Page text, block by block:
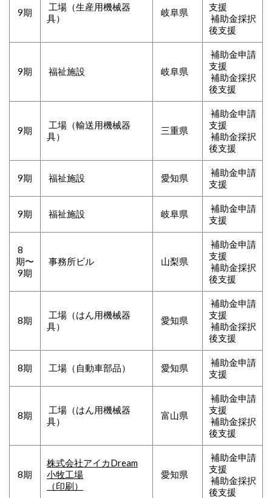
9期
工場（生産用機械器
具）
岐阜県
支援
補助金採択
後支援
9期 福祉施設 岐阜県
補助金申請
支援
補助金採択
後支援
9期
工場（輸送用機械器
具）
三重県
補助金申請
支援
補助金採択
後支援
9期 福祉施設 愛知県
補助金申請
支援
9期 福祉施設 岐阜県
補助金申請
支援
8
期〜
9期
事務所ビル 山梨県
補助金申請
支援
補助金採択
後支援
8期
工場（はん用機械器
具）
愛知県
補助金申請
支援
補助金採択
後支援
8期 工場（ 自動車部品） 愛知県
補助金申請
支援
8期 工場（はん用機械器
具）
富山県
補助金申請
支援
補助金採択
後支援
8期
株式会社アイカDream
小牧工場
（印刷）
愛知県
補助金申請
支援
補助金採択
後支援